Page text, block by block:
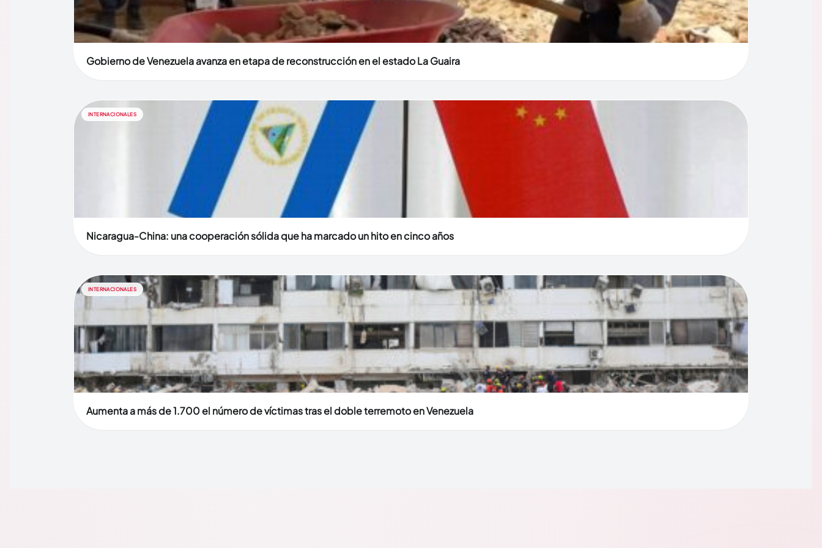
Gobierno de Venezuela avanza en etapa de reconstrucción en el estado La Guaira
INTERNACIONALES
Nicaragua-China: una cooperación sólida que ha marcado un hito en cinco años
INTERNACIONALES
Aumenta a más de 1.700 el número de víctimas tras el doble terremoto en Venezuela